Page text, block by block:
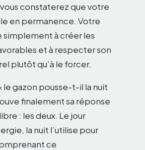
constaterez que votre
en permanence. Votre
simplement à créer les
et à respecter son
plutôt qu’à le forcer.
le gazon pousse-t-il la nuit
finalement sa réponse
: les deux. Le jour
la nuit l’utilise pour
ce